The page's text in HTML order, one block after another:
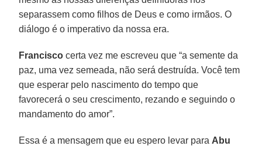
separassem como filhos de Deus e como irmãos. O
diálogo é o imperativo da nossa era.
Francisco certa vez me escreveu que “a semente da
paz, uma vez semeada, não será destruída. Você tem
que esperar pelo nascimento do tempo que
favorecerá o seu crescimento, rezando e seguindo o
mandamento do amor”.
Essa é a mensagem que eu espero levar para Abu